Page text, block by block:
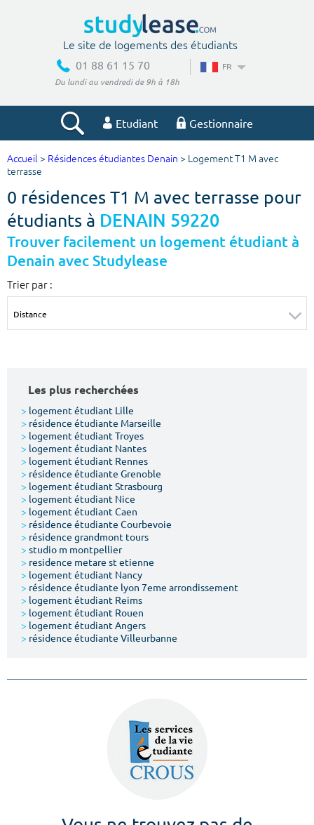
Le site de logements des étudiants
01 88 61 15 70
Du lundi au vendredi de 9h à 18h
FR
Etudiant Gestionnaire
Votre recherche
Ville, école
Budget min
€
Budget max
€
Surface min Surface max
Type de location
Votre date d'entrée
Chercher
Accueil > Résidences étudiantes Denain > Logement T1 M avec
terrasse
0 résidences T1 M avec terrasse pour
étudiants à DENAIN 59220
Trouver facilement un logement étudiant à
Denain avec Studylease
Trier par :
Les plus recherchées
> logement étudiant Lille
> résidence étudiante Marseille
> logement étudiant Troyes
> logement étudiant Nantes
> logement étudiant Rennes
> résidence étudiante Grenoble
> logement étudiant Strasbourg
> logement étudiant Nice
> logement étudiant Caen
> résidence étudiante Courbevoie
> résidence grandmont tours
> studio m montpellier
> residence metare st etienne
> logement étudiant Nancy
> résidence étudiante lyon 7eme arrondissement
> logement étudiant Reims
> logement étudiant Rouen
> logement étudiant Angers
> résidence étudiante Villeurbanne